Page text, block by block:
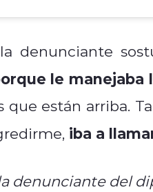
denunciante
le manejaba
que están arriba.
iba a
denunciante del